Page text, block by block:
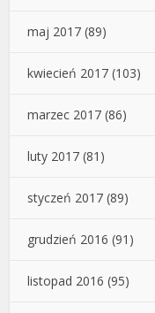
maj 2017 (89)
kwiecień 2017 (103)
marzec 2017 (86)
luty 2017 (81)
styczeń 2017 (89)
grudzień 2016 (91)
listopad 2016 (95)